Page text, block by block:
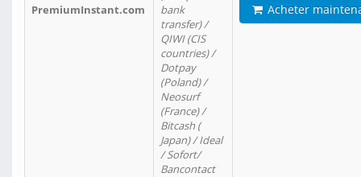
PremiumInstant.com
bank
transfer) /
QIWI (CIS
countries) /
Dotpay
(Poland) /
Neosurf
(France) /
Bitcash (
Japan) / Ideal
/ Sofort/
Bancontact
Acheter